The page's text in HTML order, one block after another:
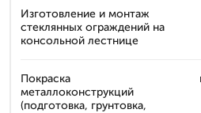
Изготовление и монтаж
стеклянных ограждений на
консольной лестнице
Покраска
металлоконструкций
(подготовка, грунтовка,